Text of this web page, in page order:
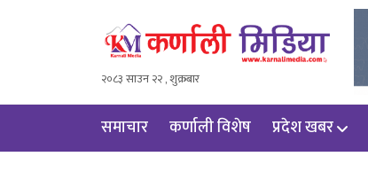
२०८३ साउन २२ , शुक्रबार
समाचार कर्णाली विशेष प्रदेश खबर